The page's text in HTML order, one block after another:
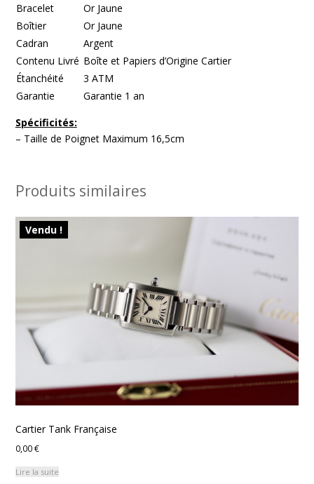
Bracelet
Or Jaune
Boîtier
Or Jaune
Cadran
Argent
Contenu Livré Boîte et Papiers d’Origine Cartier
Étanchéité
3 ATM
Garantie
Garantie 1 an
Spécificités:
– Taille de Poignet Maximum 16,5cm
Produits similaires
Vendu !
Cartier Tank Française
0,00€
Lire la suite